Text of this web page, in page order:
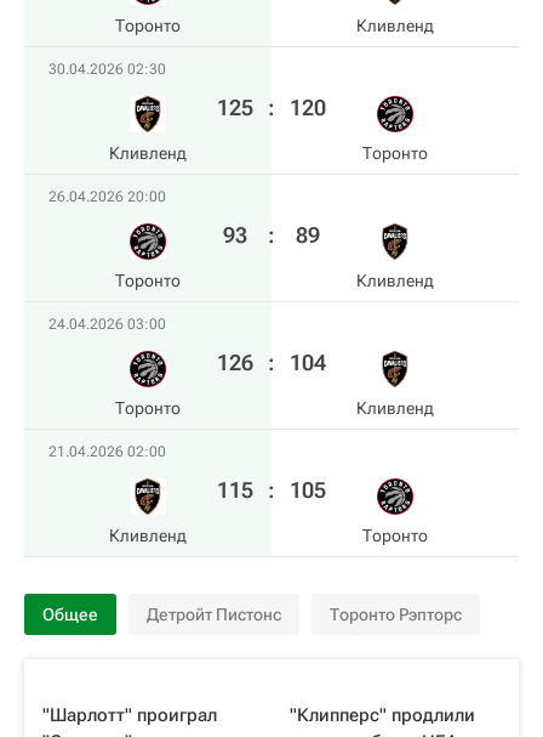
Торонто Кливленд
30.04.2026 02:30
Кливленд
125 : 120
Торонто
26.04.2026 20:00
Торонто
93 : 89
Кливленд
24.04.2026 03:00
Торонто
126 : 104
Кливленд
21.04.2026 02:00
Кливленд
115 : 105
Торонто
Общее Детройт Пистонс Торонто Рэпторс
"Шарлотт" проиграл
"Клипперс" продлили